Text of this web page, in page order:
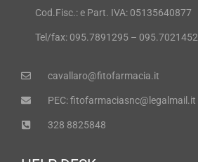
Cod.Fisc.: e Part. IVA: 05135640877
Tel/fax: 095.7891295 – 095.7021452
cavallaro@fitofarmacia.it
PEC: fitofarmaciasnc@legalmail.it
328 8825848